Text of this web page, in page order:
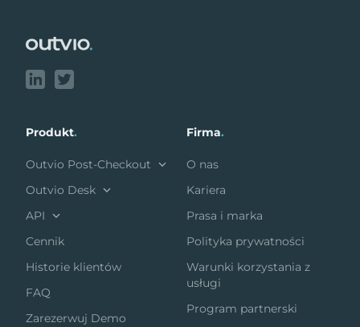
Produkt.
Outvio Post-Checkout
Outvio Desk
API
Cennik
Historie klientów
FAQ
Zarezerwuj Demo
Firma.
O nas
Kariera
Prasa i marka
Polityka prywatności
Warunki korzystania z
usługi
Program partnerski